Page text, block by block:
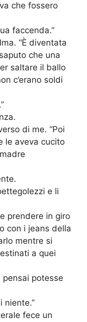
che fossero
faccenda.”
“È diventata
che una
saltare il ballo
c’erano soldi
di me. “Poi
le aveva cucito
e li
prendere in giro
con i jeans della
mentre si
a quei
potesse
niente.”
fece un